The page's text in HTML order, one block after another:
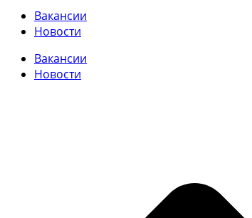
Вакансии
Новости
Вакансии
Новости